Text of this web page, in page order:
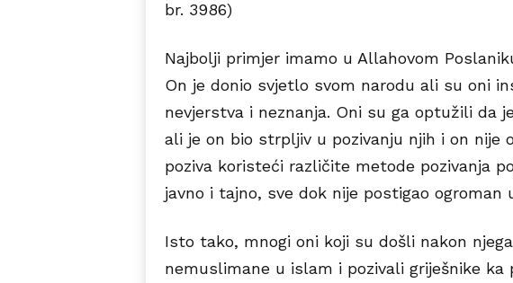
br. 3986)
Najbolji primjer imamo u Allahovom
On je donio svjetlo svom narodu ali su oni
nevjerstva i neznanja. Oni su ga optužili da
ali je on bio strpljiv u pozivanju njih i on nije
poziva koristeći različite metode pozivanja
javno i tajno, sve dok nije postigao ogroman
Isto tako, mnogi oni koji su došli nakon
nemuslimane u islam i pozivali griješnike ka